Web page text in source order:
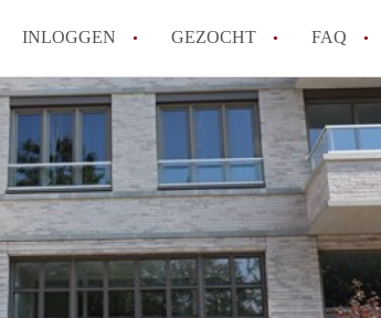
INLOGGEN GEZOCHT FAQ
Wat is de Wet Betaalbare Huur en wat
Amsterdam?
Wat zijn de voordelen van het huren van
Hoe vind je een goedkoop appartement in
Wat zijn de verplichtingen van een
Kan je beter een appartement huren of